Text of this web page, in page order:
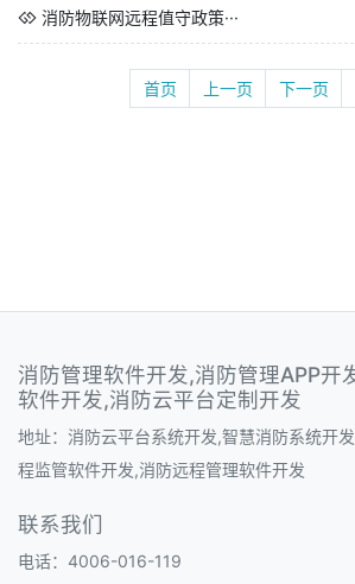
消防物联网远程值守政策···
首页 上一页 下一页
消防管理软件开发,消防管理APP开
软件开发,消防云平台定制开发
地址：消防云平台系统开发,智慧消防系统开
程监管软件开发,消防远程管理软件开发
联系我们
电话：4006-016-119